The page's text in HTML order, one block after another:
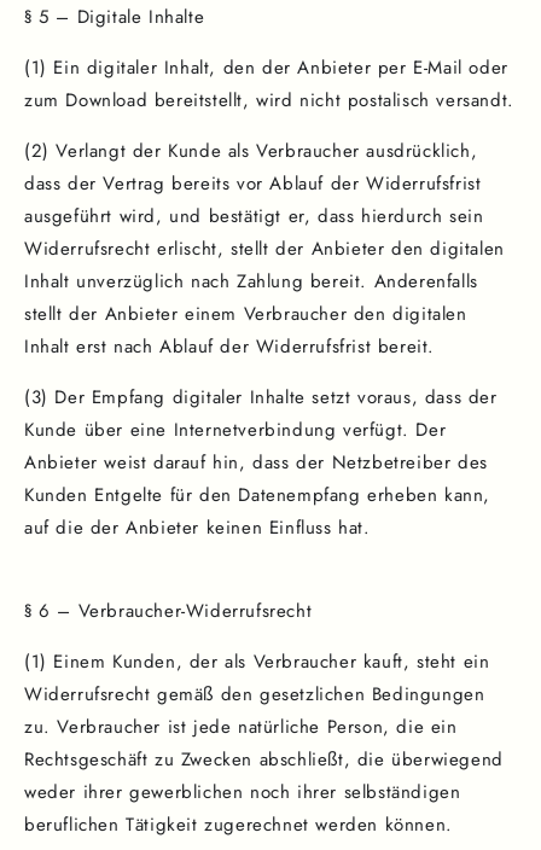
§ 5 – Digitale Inhalte
(1) Ein digitaler Inhalt, den der Anbieter per E-Mail oder
zum Download bereitstellt, wird nicht postalisch versandt.
(2) Verlangt der Kunde als Verbraucher ausdrücklich,
dass der Vertrag bereits vor Ablauf der Widerrufsfrist
ausgeführt wird, und bestätigt er, dass hierdurch sein
Widerrufsrecht erlischt, stellt der Anbieter den digitalen
Inhalt unverzüglich nach Zahlung bereit. Anderenfalls
stellt der Anbieter einem Verbraucher den digitalen
Inhalt erst nach Ablauf der Widerrufsfrist bereit.
(3) Der Empfang digitaler Inhalte setzt voraus, dass der
Kunde über eine Internetverbindung verfügt. Der
Anbieter weist darauf hin, dass der Netzbetreiber des
Kunden Entgelte für den Datenempfang erheben kann,
auf die der Anbieter keinen Einfluss hat.
§ 6 – Verbraucher-Widerrufsrecht
(1) Einem Kunden, der als Verbraucher kauft, steht ein
Widerrufsrecht gemäß den gesetzlichen Bedingungen
zu. Verbraucher ist jede natürliche Person, die ein
Rechtsgeschäft zu Zwecken abschließt, die überwiegend
weder ihrer gewerblichen noch ihrer selbständigen
beruflichen Tätigkeit zugerechnet werden können.